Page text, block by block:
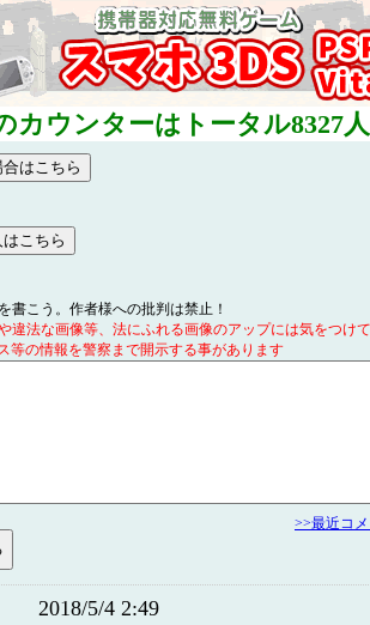
カウンターはトータル8327
書こう。作者様への批判は禁止！
違法な画像等、法にふれる画像のアップには気をつけ
等の情報を警察まで開示する事があります
>>最近コ
2018/5/4 2:49